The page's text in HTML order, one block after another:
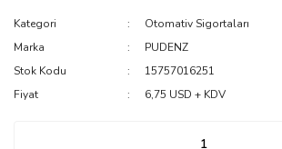
Kategori
Otomativ Sigortaları
Marka
PUDENZ
Stok Kodu
15757016251
Fiyat
6,75 USD + KDV